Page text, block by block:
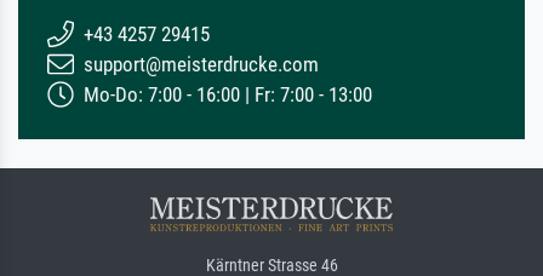
+43 4257 29415
support@meisterdrucke.com
Mo-Do: 7:00 - 16:00 | Fr: 7:00 - 13:00
Kärntner Strasse 46